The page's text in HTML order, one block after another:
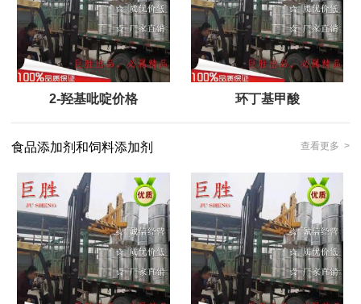
2-羟基吡啶价格 环丁基甲酸
食品添加剂和饲料添加剂 查看更多 >